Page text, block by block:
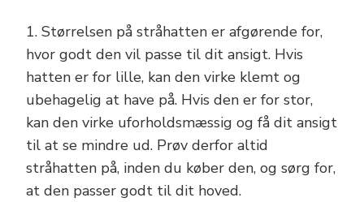
1. Størrelsen på stråhatten er afgørende for,
hvor godt den vil passe til dit ansigt. Hvis
hatten er for lille, kan den virke klemt og
ubehagelig at have på. Hvis den er for stor,
kan den virke uforholdsmæssig og få dit ansigt
til at se mindre ud. Prøv derfor altid
stråhatten på, inden du køber den, og sørg for,
at den passer godt til dit hoved.